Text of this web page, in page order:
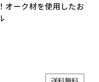
オーク材を使用したお